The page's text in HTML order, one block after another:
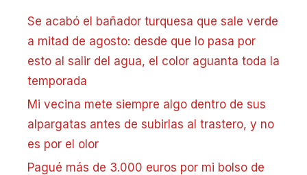
Se acabó el bañador turquesa que sale verde
a mitad de agosto: desde que lo pasa por
esto al salir del agua, el color aguanta toda la
temporada
Mi vecina mete siempre algo dentro de sus
alpargatas antes de subirlas al trastero, y no
es por el olor
Pagué más de 3.000 euros por mi bolso de